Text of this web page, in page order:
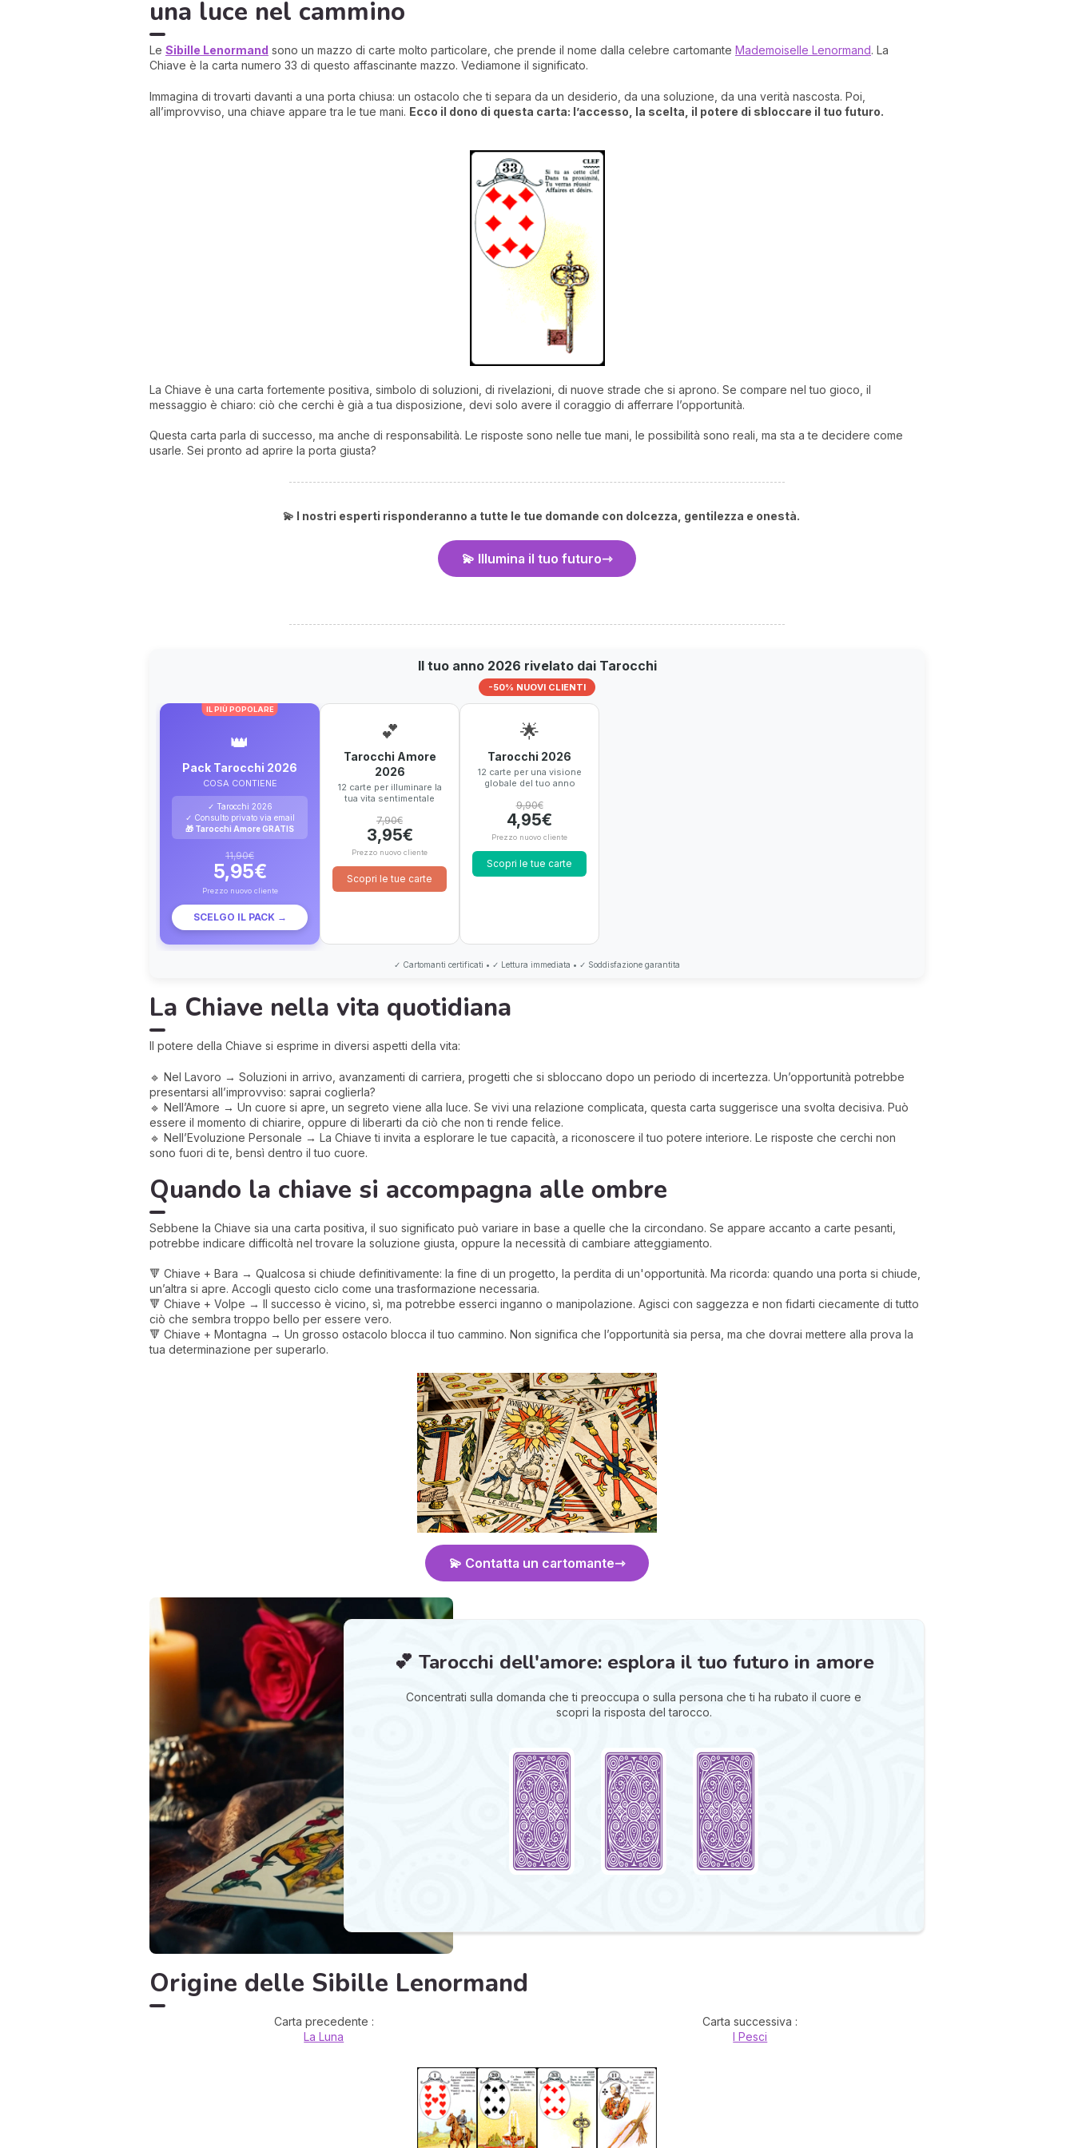
una luce nel cammino
Le Sibille Lenormand sono un mazzo di carte molto particolare, che prende il nome dalla celebre cartomante Mademoiselle Lenormand. La
Chiave è la carta numero 33 di questo affascinante mazzo. Vediamone il significato.
Immagina di trovarti davanti a una porta chiusa: un ostacolo che ti separa da un desiderio, da una soluzione, da una verità nascosta. Poi,
all’improvviso, una chiave appare tra le tue mani. Ecco il dono di questa carta: l’accesso, la scelta, il potere di sbloccare il tuo futuro.
La Chiave è una carta fortemente positiva, simbolo di soluzioni, di rivelazioni, di nuove strade che si aprono. Se compare nel tuo gioco, il
messaggio è chiaro: ciò che cerchi è già a tua disposizione, devi solo avere il coraggio di afferrare l’opportunità.
Questa carta parla di successo, ma anche di responsabilità. Le risposte sono nelle tue mani, le possibilità sono reali, ma sta a te decidere come
usarle. Sei pronto ad aprire la porta giusta?
💫 I nostri esperti risponderanno a tutte le tue domande con dolcezza, gentilezza e onestà.
💫 Illumina il tuo futuro
Il tuo anno 2026 rivelato dai Tarocchi
-50% NUOVI CLIENTI
IL PIÙ POPOLARE
👑
Pack Tarocchi 2026
COSA CONTIENE
✓ Tarocchi 2026
✓ Consulto privato via email
🎁 Tarocchi Amore GRATIS
11,90€
5,95€
Prezzo nuovo cliente
SCELGO IL PACK →
💕
Tarocchi Amore
2026
12 carte per illuminare la
tua vita sentimentale
7,90€
3,95€
Prezzo nuovo cliente
Scopri le tue carte
🌟
Tarocchi 2026
12 carte per una visione
globale del tuo anno
9,90€
4,95€
Prezzo nuovo cliente
Scopri le tue carte
✓ Cartomanti certificati • ✓ Lettura immediata • ✓ Soddisfazione garantita
La Chiave nella vita quotidiana
Il potere della Chiave si esprime in diversi aspetti della vita:
🔹 Nel Lavoro → Soluzioni in arrivo, avanzamenti di carriera, progetti che si sbloccano dopo un periodo di incertezza. Un’opportunità potrebbe
presentarsi all’improvviso: saprai coglierla?
🔹 Nell’Amore → Un cuore si apre, un segreto viene alla luce. Se vivi una relazione complicata, questa carta suggerisce una svolta decisiva. Può
essere il momento di chiarire, oppure di liberarti da ciò che non ti rende felice.
🔹 Nell’Evoluzione Personale → La Chiave ti invita a esplorare le tue capacità, a riconoscere il tuo potere interiore. Le risposte che cerchi non
sono fuori di te, bensì dentro il tuo cuore.
Quando la chiave si accompagna alle ombre
Sebbene la Chiave sia una carta positiva, il suo significato può variare in base a quelle che la circondano. Se appare accanto a carte pesanti,
potrebbe indicare difficoltà nel trovare la soluzione giusta, oppure la necessità di cambiare atteggiamento.
🔻 Chiave + Bara → Qualcosa si chiude definitivamente: la fine di un progetto, la perdita di un'opportunità. Ma ricorda: quando una porta si chiude,
un’altra si apre. Accogli questo ciclo come una trasformazione necessaria.
🔻 Chiave + Volpe → Il successo è vicino, sì, ma potrebbe esserci inganno o manipolazione. Agisci con saggezza e non fidarti ciecamente di tutto
ciò che sembra troppo bello per essere vero.
🔻 Chiave + Montagna → Un grosso ostacolo blocca il tuo cammino. Non significa che l’opportunità sia persa, ma che dovrai mettere alla prova la
tua determinazione per superarlo.
💫 Contatta un cartomante
💕 Tarocchi dell'amore: esplora il tuo futuro in amore
Concentrati sulla domanda che ti preoccupa o sulla persona che ti ha rubato il cuore e
scopri la risposta del tarocco.
Origine delle Sibille Lenormand
Carta precedente :
La Luna
Carta successiva :
I Pesci